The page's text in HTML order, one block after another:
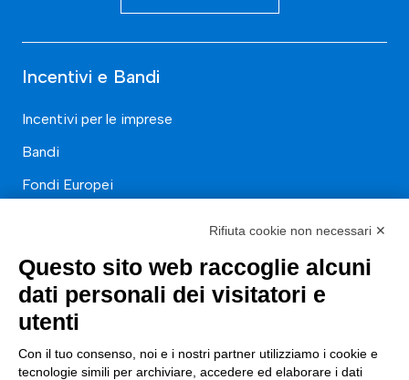
Incentivi e Bandi
Incentivi per le imprese
Bandi
Fondi Europei
ESG
Finanza
Nuovi Mercati
Innovazione di prodotto e processo
Rifiuta cookie non necessari ✕
Questo sito web raccoglie alcuni
dati personali dei visitatori e
utenti
Con il tuo consenso, noi e i nostri partner utilizziamo i cookie e
tecnologie simili per archiviare, accedere ed elaborare i dati